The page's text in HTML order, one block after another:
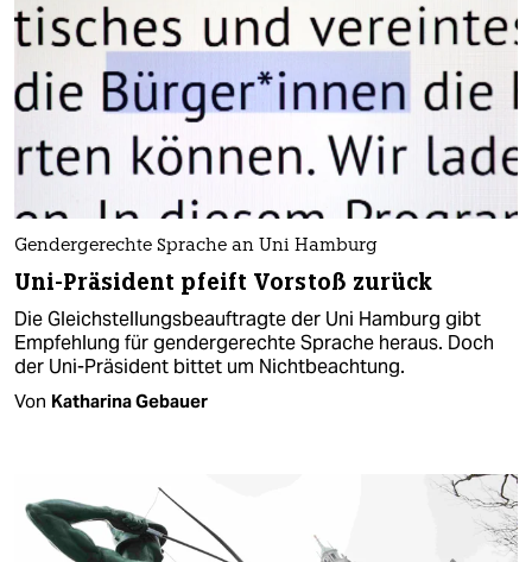
Gendergerechte Sprache an Uni Hamburg
Uni-Präsident pfeift Vorstoß zurück
Die Gleichstellungsbeauftragte der Uni Hamburg gibt
Empfehlung für gendergerechte Sprache heraus. Doch
der Uni-Präsident bittet um Nichtbeachtung.
Von Katharina Gebauer